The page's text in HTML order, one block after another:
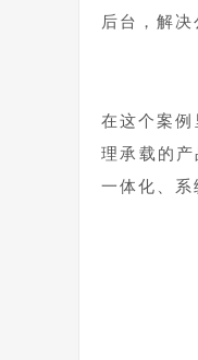
后台，解
在这个案
理承载的
一体化、系